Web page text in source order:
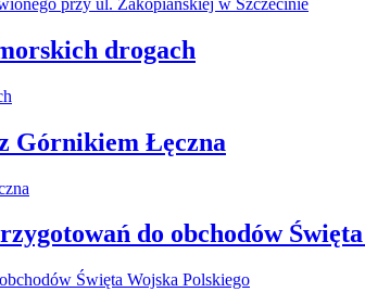
drogach
Górnikiem Łęczna
do obchodów